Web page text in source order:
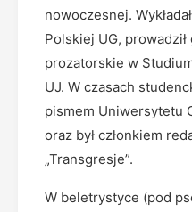
nowoczesnej.
Polskiej UG,
prozatorskie w
UJ. W czasach
pismem Uniwersytetu
oraz był członkiem
„Transgresje”.
W beletrystyce (pod